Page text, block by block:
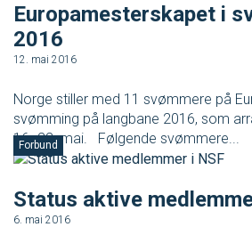
Europamesterskapet i
2016
12. mai 2016
Norge stiller med 11 svømmere på
svømming på langbane 2016, som
16.-22. mai. Følgende svømmere...
Forbund
Status aktive
6. mai 2016